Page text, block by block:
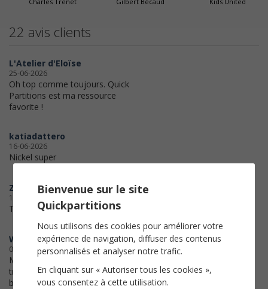
22 avis clients
L'Atelier d'Eloïse
25-06-2026
Oh top comme toujours. Quick
Partitions est ma ressource
favorite !
katiadattero
16-06-2026
Nickel super
Zoizo
14-05-2026
Toujours parfait.. Merci 🙏
Willy
06-05-2026
Merci beaucoup pour la
transposition en Fa Maj, c'est
beaucoup plus facile pour moi.
Bienvenue sur le site
Quickpartitions
Nous utilisons des cookies pour améliorer votre
expérience de navigation, diffuser des contenus
personnalisés et analyser notre trafic.
En cliquant sur « Autoriser tous les cookies »,
vous consentez à cette utilisation.